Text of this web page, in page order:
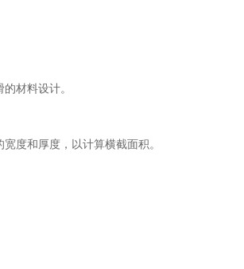
材料设计。
度和厚度，以计算横截面积。